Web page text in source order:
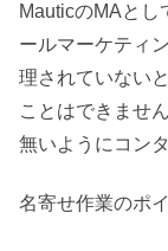
MauticのMAとし
ールマーケティ
理されていない
ことはできませ
無いようにコン
名寄せ作業のポ